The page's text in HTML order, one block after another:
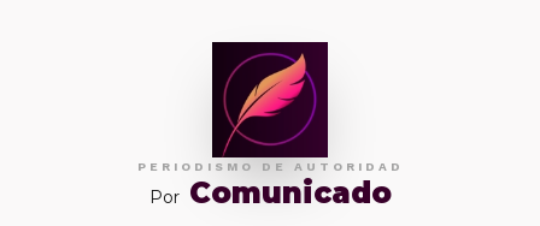
PERIODISMO DE AUTORIDAD
Por Comunicado